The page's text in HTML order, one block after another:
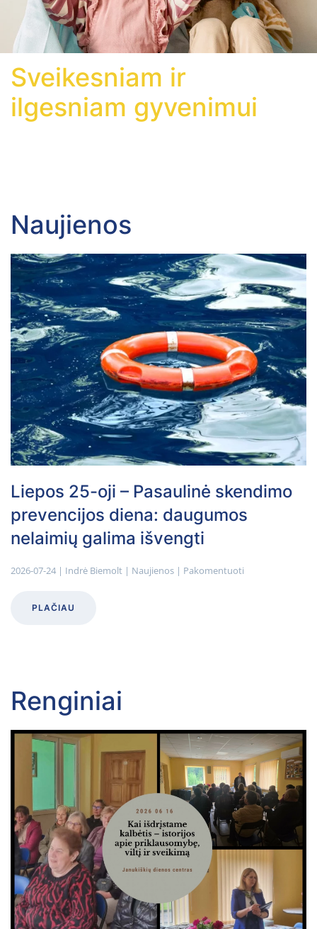
Sveikesniam ir
ilgesniam gyvenimui
Naujienos
Liepos 25-oji – Pasaulinė skendimo
prevencijos diena: daugumos
nelaimių galima išvengti
2026-07-24 | Indrė Biemolt | Naujienos | Pakomentuoti
PLAČIAU
Renginiai